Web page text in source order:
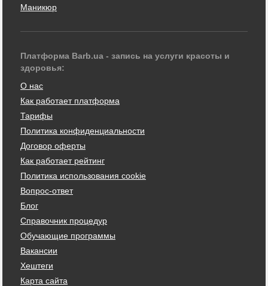
Маникюр
Платформа Barb.ua - запись на услуги красоты и
здоровья:
О нас
Как работает платформа
Тарифы
Политика конфиденциальности
Договор оферты
Как работает рейтинг
Политика использования cookie
Вопрос-ответ
Блог
Справочник процедур
Обучающие программы
Вакансии
Хештеги
Карта сайта